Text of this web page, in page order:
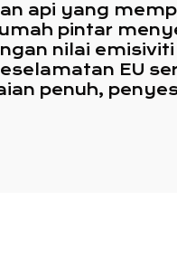
api yang
pintar
nilai
EU
penuh,